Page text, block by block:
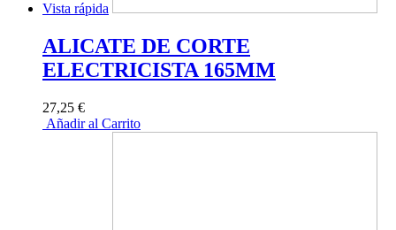
Vista rápida
ALICATE DE CORTE
ELECTRICISTA 165MM
27,25 €
Añadir al Carrito